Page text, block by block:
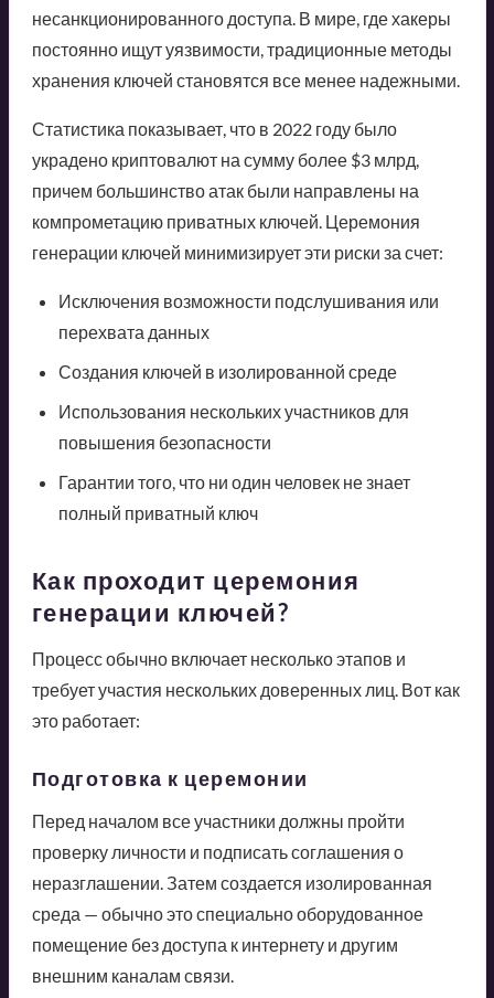
несанкционированного доступа. В мире, где хакеры
постоянно ищут уязвимости, традиционные методы
хранения ключей становятся все менее надежными.
Статистика показывает, что в 2022 году было
украдено криптовалют на сумму более $3 млрд,
причем большинство атак были направлены на
компрометацию приватных ключей. Церемония
генерации ключей минимизирует эти риски за счет:
Исключения возможности подслушивания или
перехвата данных
Создания ключей в изолированной среде
Использования нескольких участников для
повышения безопасности
Гарантии того, что ни один человек не знает
полный приватный ключ
Как проходит церемония
генерации ключей?
Процесс обычно включает несколько этапов и
требует участия нескольких доверенных лиц. Вот как
это работает:
Подготовка к церемонии
Перед началом все участники должны пройти
проверку личности и подписать соглашения о
неразглашении. Затем создается изолированная
среда — обычно это специально оборудованное
помещение без доступа к интернету и другим
внешним каналам связи.